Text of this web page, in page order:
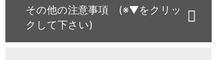
その他の注意事項 (※▼をクリッ
クして下さい)